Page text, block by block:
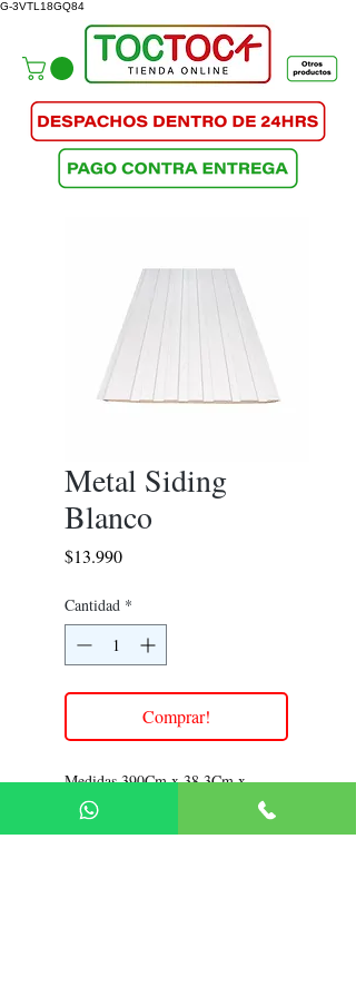
G-3VTL18GQ84
Metal Siding
Blanco
$13.990Precio
Cantidad *
Comprar!
Medidas 390Cm x 38.3Cm x
0.16Cm